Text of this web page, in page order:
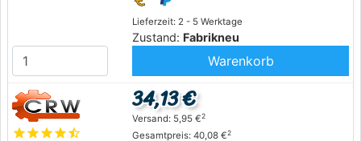
Lieferzeit: 2 - 5 Werktage
Zustand: Fabrikneu
Warenkorb
starstarstarstarstar_half
34,13 €
Versand: 5,95 €2
Gesamtpreis: 40,08 €2